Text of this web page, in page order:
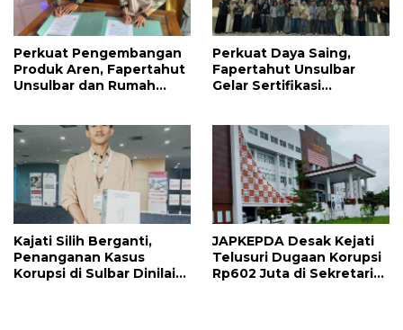
Perkuat Pengembangan
Produk Aren, Fapertahut
Unsulbar dan Rumah
Perkuat Daya Saing,
Fapertahut Unsulbar
Gelar Sertifikasi
Kajati Silih Berganti,
Penanganan Kasus
Korupsi di Sulbar Dinilai
JAPKEPDA Desak Kejati
Telusuri Dugaan Korupsi
Rp602 Juta di Sekretariat